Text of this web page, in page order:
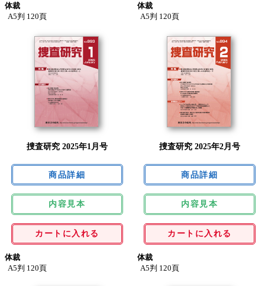
体裁
A5判 120頁
体裁
A5判 120頁
捜査研究 2025年1月号
内容見本
カートに入れる
体裁
A5判 120頁
捜査研究 2025年2月号
内容見本
カートに入れる
体裁
A5判 120頁